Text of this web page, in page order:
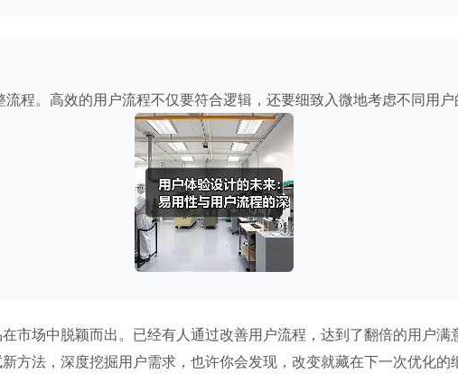
程。高效的用户流程不仅要符合逻辑，还要细致入微地考虑不同用户
市场中脱颖而出。已经有人通过改善用户流程，达到了翻倍的用户
方法，深度挖掘用户需求，也许你会发现，改变就藏在下一次优化